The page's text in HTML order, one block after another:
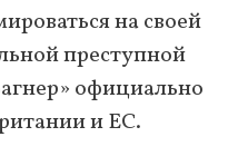
на своей
преступной
официально
и ЕС.